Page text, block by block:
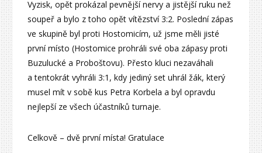
Vyzisk, opět prokázal pevnější nervy a jistější ruku než
soupeř a bylo z toho opět vítězství 3:2. Poslední zápas
ve skupině byl proti Hostomicím, už jsme měli jisté
první místo (Hostomice prohráli své oba zápasy proti
Buzulucké a Proboštovu). Přesto kluci nezaváhali
a tentokrát vyhráli 3:1, kdy jediný set uhrál žák, který
musel mít v sobě kus Petra Korbela a byl opravdu
nejlepší ze všech účastníků turnaje.
Celkově – dvě první místa! Gratulace